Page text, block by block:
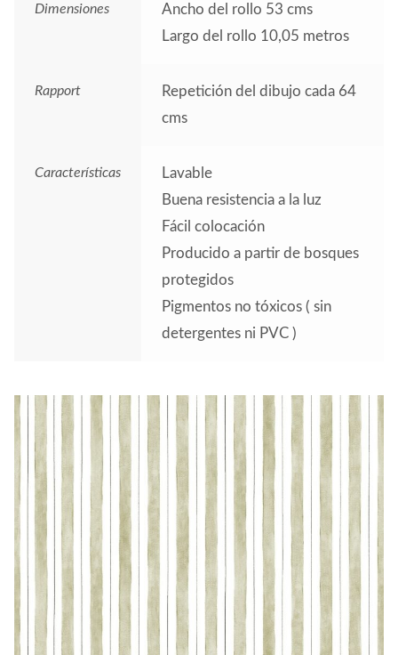
Dimensiones
Ancho del rollo 53 cms
Largo del rollo 10,05 metros
Rapport
Repetición del dibujo cada 64
cms
Características
Lavable
Buena resistencia a la luz
Fácil colocación
Producido a partir de bosques
protegidos
Pigmentos no tóxicos ( sin
detergentes ni PVC )